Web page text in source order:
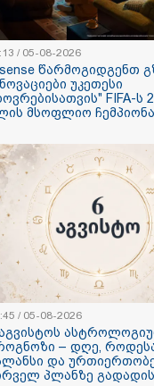
წერს
სოფელში
შემდეგ
ომის
ასობით
-
შიგნიდან
11:13
6
/ 05-08-2026
წარმოგიდგენთ
უკეთესი
FIFA-ს
მსოფლიო
/ 05-08-2026
– დღე,
და
პლანზე გადადის